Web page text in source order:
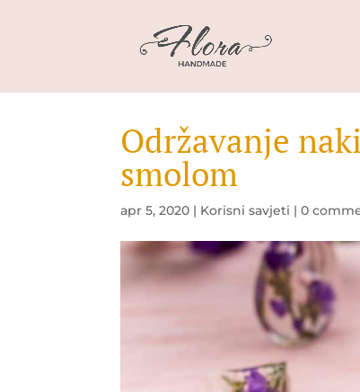
Održavanje
smolom
apr 5, 2020 | Korisni savjeti |0